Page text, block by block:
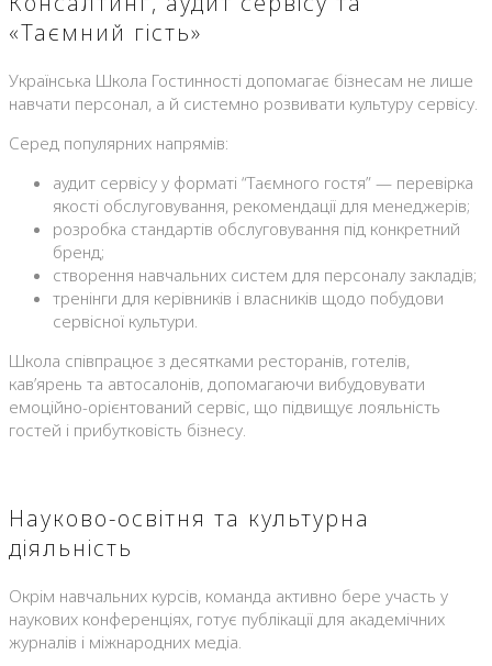
«Таємний гість»
Українська Школа Гостинності допомагає бізнесам не лише
навчати персонал, а й системно розвивати культуру сервісу.
Серед популярних напрямів:
аудит сервісу у форматі “Таємного гостя” — перевірка
якості обслуговування, рекомендації для менеджерів;
розробка стандартів обслуговування під конкретний
бренд;
створення навчальних систем для персоналу закладів;
тренінги для керівників і власників щодо побудови
сервісної культури.
Школа співпрацює з десятками ресторанів, готелів,
кав’ярень та автосалонів, допомагаючи вибудовувати
емоційно-орієнтований сервіс, що підвищує лояльність
гостей і прибутковість бізнесу.
Науково-освітня та культурна
діяльність
Окрім навчальних курсів, команда активно бере участь у
наукових конференціях, готує публікації для академічних
журналів і міжнародних медіа.